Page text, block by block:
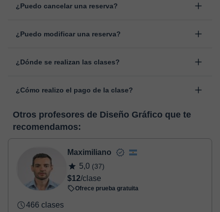
¿Puedo cancelar una reserva?
antes de la clase, indicando el motivo de cancelación.
¿Puedo modificar una reserva?
cambiar la hora o el día de clase. Puedes hacerlo desde tu área
¿Dónde se realizan las clases?
desarrollada para el ámbito formativo con muchas
pizarra virtual o el editor de textos a tiempo real. En el siguiente
enlace puedes ver una demo del aula y conocerla:Ver aula
virtual
¿Cómo realizo el pago de la clase?
horas, podrás realizar el pago mediante nuestro TPV virtual.
Tienes dos opciones para efectuar el pago:
- Tarjeta de crédito.
Una vez realices el pago de la clase, recibirás un e-mail de
confirmación de la reserva.
Otros profesores de Diseño Gráfico que te
recomendamos:
Maximiliano
5,0 (37)
$12/clase
Ofrece prueba gratuita
466 clases